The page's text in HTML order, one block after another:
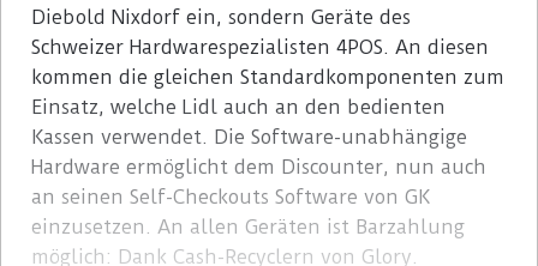
Diebold Nixdorf ein, sondern Geräte des
Schweizer Hardwarespezialisten 4POS. An diesen
kommen die gleichen Standardkomponenten zum
Einsatz, welche Lidl auch an den bedienten
Kassen verwendet. Die Software-unabhängige
Hardware ermöglicht dem Discounter, nun auch
an seinen Self-Checkouts Software von GK
einzusetzen. An allen Geräten ist Barzahlung
möglich: Dank Cash-Recyclern von Glory.